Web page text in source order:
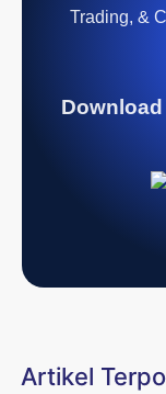
Trading, &
Artikel